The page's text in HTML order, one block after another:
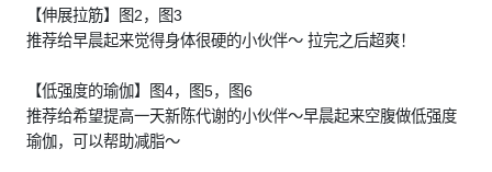
【伸展拉筋】图2，图3
推荐给早晨起来觉得身体很硬的小伙伴～ 拉完之后超爽！
【低强度的瑜伽】图4，图5，图6
推荐给希望提高一天新陈代谢的小伙伴～早晨起来空腹做低强度
瑜伽，可以帮助减脂～